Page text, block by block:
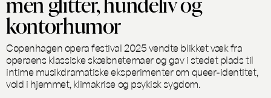
kontorhumor
Copenhagen opera festival 2025 vendte blikket væk fra
operaens klassiske skæbnetemaer og gav i stedet plads til
intime musikdramatiske eksperimenter om queer-identitet,
vold i hjemmet, klimakrise og psykisk sygdom.